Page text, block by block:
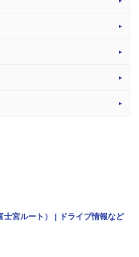
士宮ルート） | ドライブ情報など